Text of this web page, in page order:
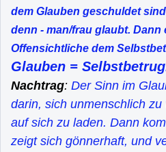
dem Glauben geschuldet
denn - man/frau glaubt. Dann
Offensichtliche dem
Glauben =
Nachtrag: Der Sinn im
darin, sich unmenschlich
auf sich zu laden. Dann
zeigt sich gönnerhaft, und